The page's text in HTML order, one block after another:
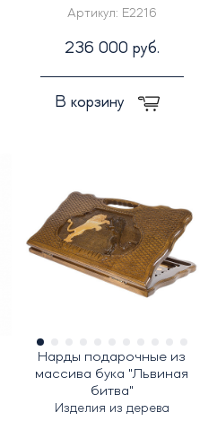
Артикул: E2216
236 000 руб.
В корзину
Нарды подарочные из
массива бука "Львиная
битва"
Изделия из дерева